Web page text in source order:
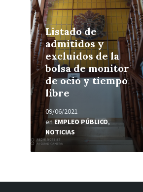
Listado de
admitidos y
excluidos de la
bolsa de monitor
de ocio y tiempo
libre
09/06/2021
en EMPLEO PÚBLICO,
NOTICIAS